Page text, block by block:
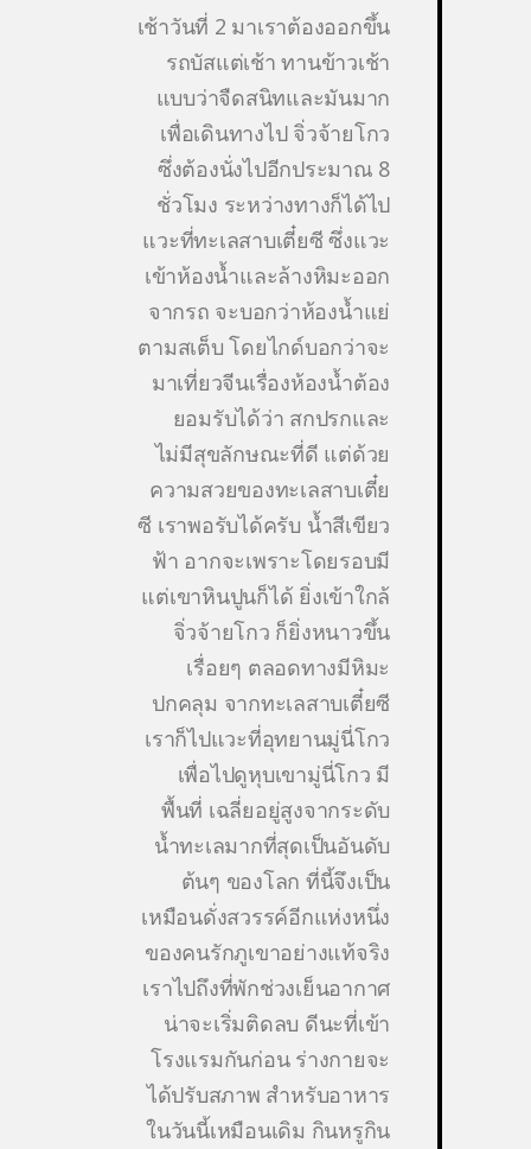
เช้าวันที่ 2 มาเราต้องออกขึ้น
รถบัสแต่เช้า ทานข้าวเช้า
แบบว่าจืดสนิทและมันมาก
เพื่อเดินทางไป จิ่วจ้ายโกว
ซึ่งต้องนั่งไปอีกประมาณ 8
ชั่วโมง ระหว่างทางก็ได้ไป
แวะที่ทะเลสาบเตี๋ยซี ซึ่งแวะ
เข้าห้องน้ำและล้างหิมะออก
จากรถ จะบอกว่าห้องน้ำแย่
ตามสเต็บ โดยไกด์บอกว่าจะ
มาเที่ยวจีนเรื่องห้องน้ำต้อง
ยอมรับได้ว่า สกปรกและ
ไม่มีสุขลักษณะที่ดี แต่ด้วย
ความสวยของทะเลสาบเตี๋ย
ซี เราพอรับได้ครับ น้ำสีเขียว
ฟ้า อากจะเพราะโดยรอบมี
แต่เขาหินปูนก็ได้ ยิ่งเข้าใกล้
จิ่วจ้ายโกว ก็ยิ่งหนาวขึ้น
เรื่อยๆ ตลอดทางมีหิมะ
ปกคลุม จากทะเลสาบเตี๋ยซี
เราก็ไปแวะที่อุทยานมู่นี่โกว
เพื่อไปดูหุบเขามู่นี่โกว มี
พื้นที่ เฉลี่ยอยู่สูงจากระดับ
น้ำทะเลมากที่สุดเป็นอันดับ
ต้นๆ ของโลก ที่นี้จึงเป็น
เหมือนดั่งสวรรค์อีกแห่งหนึ่ง
ของคนรักภูเขาอย่างแท้จริง
เราไปถึงที่พักช่วงเย็นอากาศ
น่าจะเริ่มติดลบ ดีนะที่เข้า
โรงแรมกันก่อน ร่างกายจะ
ได้ปรับสภาพ สำหรับอาหาร
ในวันนี้เหมือนเดิม กินหรูกิน